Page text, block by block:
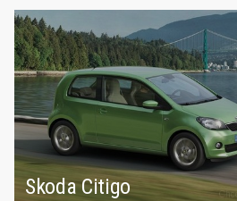
Skoda Citigo